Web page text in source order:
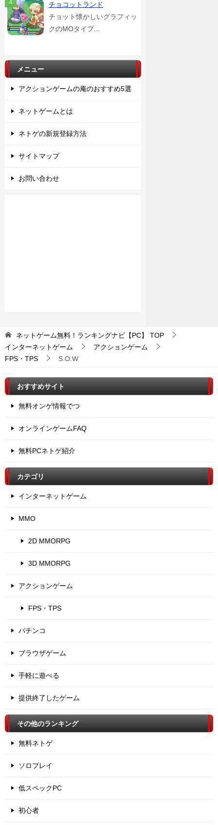
チョコットランド
チョット懐かしいグラフィッ
クのMOタイプ...
メニュー
アクションゲームの庵のおすすめ5選
ネットゲームとは
ネトゲの新規登録方法
サイトマップ
お問い合わせ
ネットゲーム無料！ランキングナビ【PC】
TOP
インターネットゲーム
アクションゲーム
FPS・TPS
S.O.W
おすすめサイト
無料オンゲ情報でつ
オンラインゲームFAQ
無料PCネトゲ紹介
カテゴリ
インターネットゲーム
MMO
2D MMORPG
3D MMORPG
アクションゲーム
FPS・TPS
パチンコ
ブラウザゲーム
手軽に遊べる
提供終了したゲーム
その他のランキング
無料ネトゲ
ソロプレイ
低スペックPC
初心者